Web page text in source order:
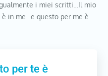
i miei scritti…Il mio
in me…e questo per me è
per te è